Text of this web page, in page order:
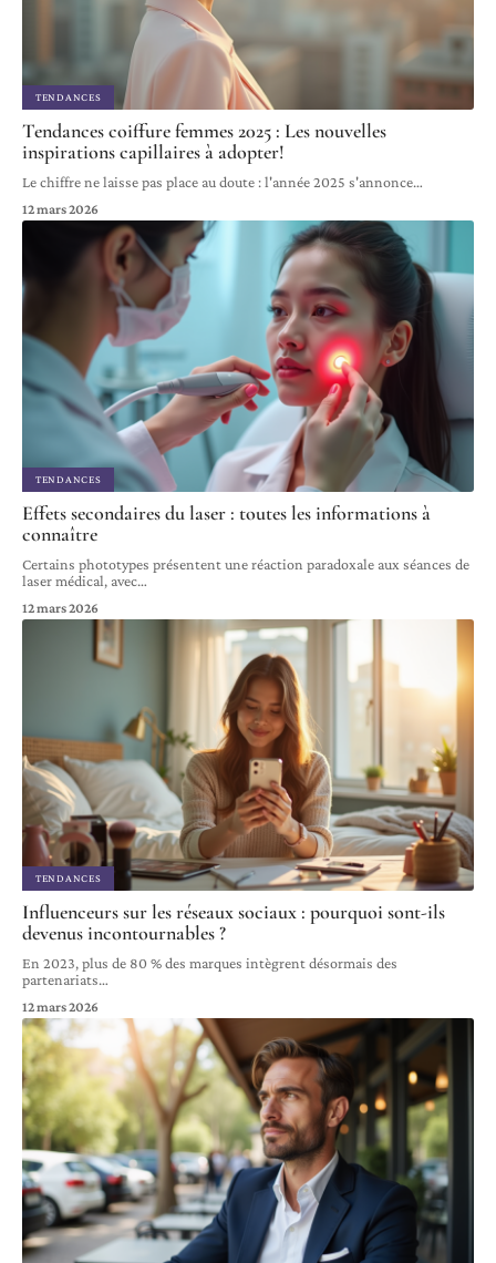
TENDANCES
Tendances coiffure femmes 2025 : Les nouvelles
inspirations capillaires à adopter!
Le chiffre ne laisse pas place au doute : l'année 2025 s'annonce…
12 mars 2026
TENDANCES
Effets secondaires du laser : toutes les informations à
connaître
Certains phototypes présentent une réaction paradoxale aux séances de
laser médical, avec…
12 mars 2026
TENDANCES
Influenceurs sur les réseaux sociaux : pourquoi sont-ils
devenus incontournables ?
En 2023, plus de 80 % des marques intègrent désormais des
partenariats…
12 mars 2026